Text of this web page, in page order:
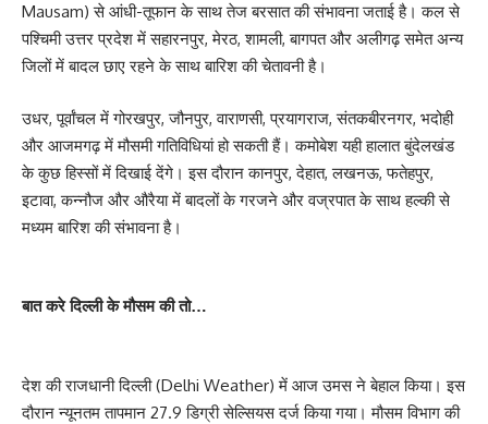
Mausam) से आंधी-तूफान के साथ तेज बरसात की संभावना जताई है। कल से
पश्चिमी उत्तर प्रदेश में सहारनपुर, मेरठ, शामली, बागपत और अलीगढ़ समेत अन्य
जिलों में बादल छाए रहने के साथ बारिश की चेतावनी है।
उधर, पूर्वांचल में गोरखपुर, जौनपुर, वाराणसी, प्रयागराज, संतकबीरनगर, भदोही
और आजमगढ़ में मौसमी गतिविधियां हो सकती हैं। कमोबेश यही हालात बुंदेलखंड
के कुछ हिस्सों में दिखाई देंगे। इस दौरान कानपुर, देहात, लखनऊ, फतेहपुर,
इटावा, कन्नौज और औरैया में बादलों के गरजने और वज्रपात के साथ हल्की से
मध्यम बारिश की संभावना है।
बात करे दिल्ली के मौसम की तो…
देश की राजधानी दिल्ली (Delhi Weather) में आज उमस ने बेहाल किया। इस
दौरान न्यूनतम तापमान 27.9 डिग्री सेल्सियस दर्ज किया गया। मौसम विभाग की